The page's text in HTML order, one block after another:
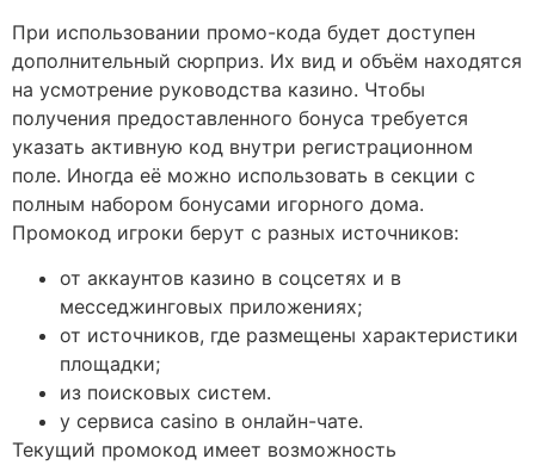
При использовании промо-кода будет доступен
дополнительный сюрприз. Их вид и объём находятся
на усмотрение руководства казино. Чтобы
получения предоставленного бонуса требуется
указать активную код внутри регистрационном
поле. Иногда её можно использовать в секции с
полным набором бонусами игорного дома.
Промокод игроки берут с разных источников:
от аккаунтов казино в соцсетях и в
месседжинговых приложениях;
от источников, где размещены характеристики
площадки;
из поисковых систем.
у сервиса casino в онлайн-чате.
Текущий промокод имеет возможность